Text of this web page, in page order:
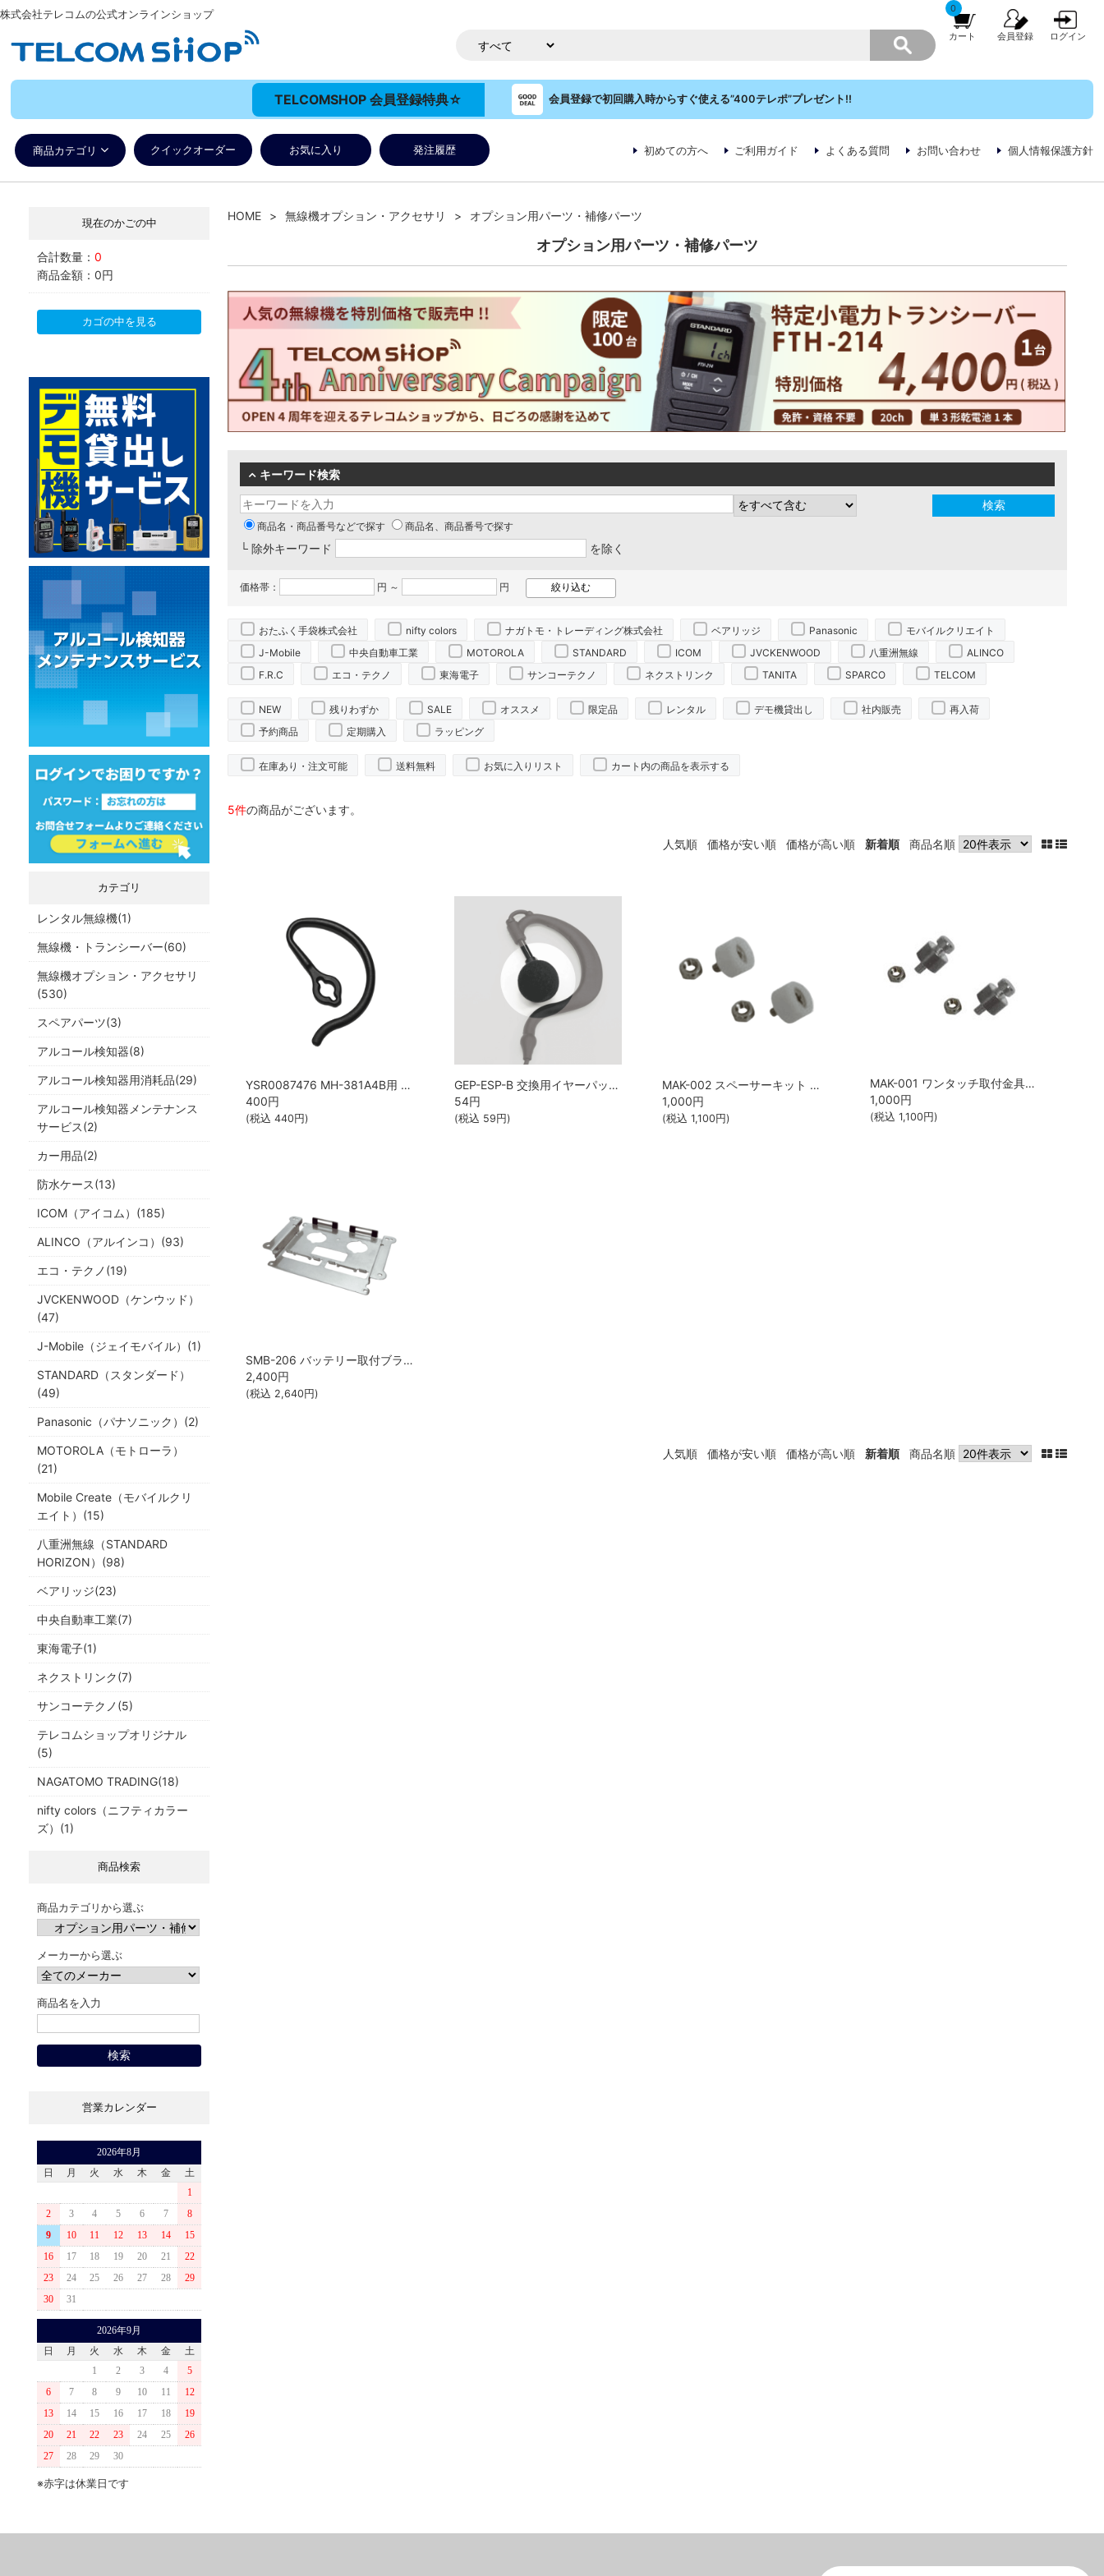
株式会社テレコムの公式オンラインショップ 0
カート 会員登録 ログイン
TELCOMSHOP 会員登録特典☆ 会員登録で初回購入時からすぐ使える”400テレポ”プレゼント!!
商品カテゴリ クイックオーダー お気に入り 発注履歴 初めての方へ ご利用ガイド よくある質問 お問い合わせ 個人情報保護方針
現在のかごの中
合計数量： 0
商品金額： 0円
カゴの中を見る
カテゴリ
レンタル無線機(1)
無線機・トランシーバー(60)
無線機オプション・アクセサリ
(530)
スペアパーツ(3)
アルコール検知器(8)
アルコール検知器用消耗品(29)
アルコール検知器メンテナンス
サービス(2)
カー用品(2)
防水ケース(13)
ICOM（アイコム）(185)
ALINCO（アルインコ）(93)
エコ・テクノ(19)
JVCKENWOOD（ケンウッド）
(47)
J-Mobile（ジェイモバイル）(1)
STANDARD（スタンダード）
(49)
Panasonic（パナソニック）(2)
MOTOROLA（モトローラ）
(21)
Mobile Create（モバイルクリ
エイト）(15)
八重洲無線（STANDARD
HORIZON）(98)
ベアリッジ(23)
中央自動車工業(7)
東海電子(1)
ネクストリンク(7)
サンコーテクノ(5)
テレコムショップオリジナル
(5)
NAGATOMO TRADING(18)
nifty colors（ニフティカラー
ズ）(1)
商品検索
商品カテゴリから選ぶ
メーカーから選ぶ
商品名を入力
営業カレンダー
2026年8月
日
月 火 水 木 金
土
1
2
3 4 5 6 7
8
9
10 11 12 13 14
15
16
17 18 19 20 21
22
23
24 25 26 27 28
29
30
31
2026年9月
日
月 火 水 木 金
土
1
2 3 4
5
6
7 8 9 10 11
12
13
14 15 16 17 18
19
20
21 22 23 24 25
26
27
28 29 30
※赤字は休業日です
HOME 無線機オプション・アクセサリ オプション用パーツ・補修パーツ
オプション用パーツ・補修パーツ
キーワード検索
商品名・商品番号などで探す 商品名、商品番号で探す
└ 除外キーワード を除く
価格帯： 円 ～ 円
おたふく手袋株式会社 nifty colors ナガトモ・トレーディング株式会社 ベアリッジ Panasonic
モバイルクリエイト
J-Mobile
中央自動車工業 MOTOROLA STANDARD ICOM JVCKENWOOD 八重洲無線
ALINCO
F.R.C
エコ・テクノ 東海電子 サンコーテクノ ネクストリンク TANITA SPARCO TELCOM
NEW 残りわずか SALE オススメ 限定品 レンタル デモ機貸出し 社内販売
再入荷
予約商品
定期購入 ラッピング
在庫あり・注文可能 送料無料 お気に入りリスト カート内の商品を表示する
5件の商品がございます。
人気順 価格が安い順 価格が高い順 新着順 商品名順
YSR0087476 MH-381A4B用 イヤーフック 1個
400円
(税込440円)
GEP-ESP-B 交換用イヤーパッド TELCOMSHOPオリジナル
54円
(税込 59円)
MAK-002 スペーサーキット 八重洲無線（STANDARD HORIZON）
1,000円
(税込1,100円)
MAK-001 ワンタッチ取付金具 八重洲無線（STANDARD HORIZON）
1,000円
(税込1,100 円)
SMB-206 バッテリー取付ブラケット（SBR-34LI装着用） 八重洲無線（STANDARD HORIZON）
2,400円
(税込 2,640 円)
人気順 価格が安い順 価格が高い順 新着順 商品名順